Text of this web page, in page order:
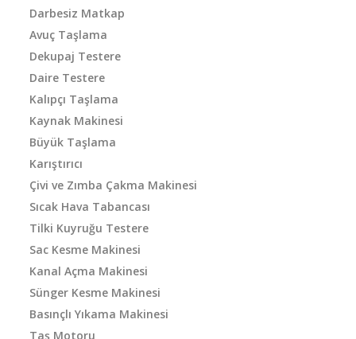
Darbesiz Matkap
Avuç Taşlama
Dekupaj Testere
Daire Testere
Kalıpçı Taşlama
Kaynak Makinesi
Büyük Taşlama
Karıştırıcı
Çivi ve Zımba Çakma Makinesi
Sıcak Hava Tabancası
Tilki Kuyruğu Testere
Sac Kesme Makinesi
Kanal Açma Makinesi
Sünger Kesme Makinesi
Basınçlı Yıkama Makinesi
Taş Motoru